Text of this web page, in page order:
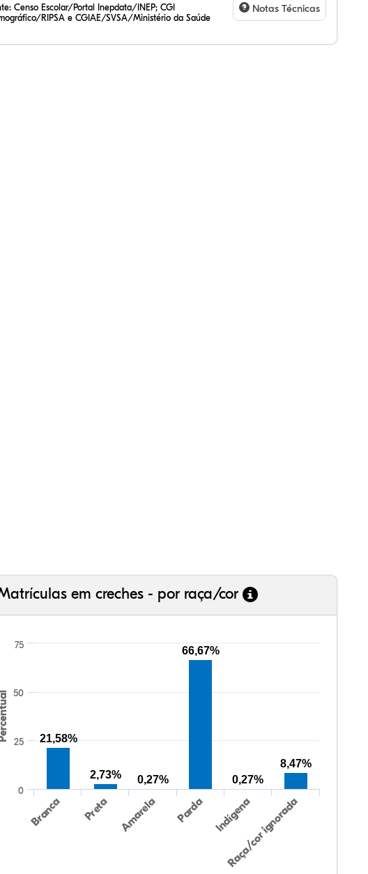
Censo Escolar/Portal Inepdata/INEP; CGI
RIPSA e CGIAE/SVSA/Ministério da Saúde
Notas Técnicas
em creches - por raça/cor
Branca Preta Amarela Parda Indígena
Raça/cor ignorada
0
25
50
75
21,58%
2,73% 0,27%
66,67%
0,27%
8,47%